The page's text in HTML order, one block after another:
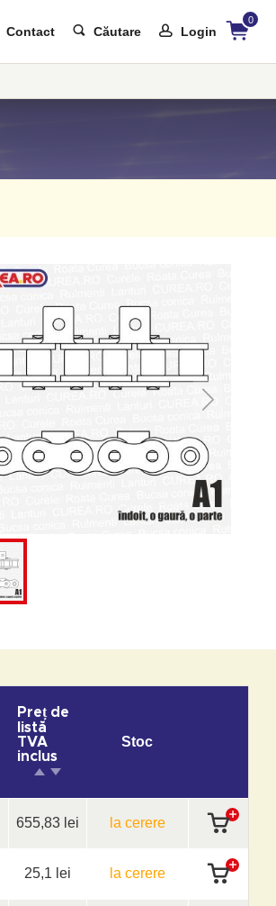
Contact Căutare Login
0
Preț de
listă
TVA
inclus
Stoc
655,83 lei la cerere
25,1 lei la cerere